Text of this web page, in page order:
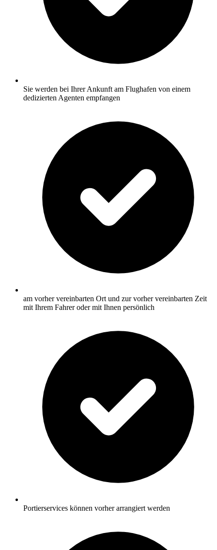
Sie werden bei Ihrer Ankunft am Flughafen von einem
dedizierten Agenten empfangen
am vorher vereinbarten Ort und zur vorher vereinbarten Zeit
mit Ihrem Fahrer oder mit Ihnen persönlich
Portierservices können vorher arrangiert werden